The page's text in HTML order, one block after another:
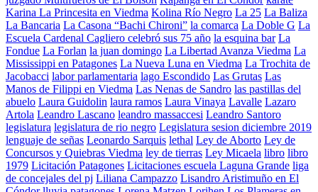
Karina La Princesita en Viedma Kolina Río Negro La 25 La Baliza
La Bancaria La Casona “Bachi Chironi” la comarca La Doble G La
Escuela Cardenal Cagliero celebró sus 75 año la esquina bar La
Fondue La Forlan la juan domingo La Libertad Avanza Viedma La
Mississippi en Patagones La Nueva Luna en Viedma La Trochita de
Jacobacci labor parlamentaria lago Escondido Las Grutas Las
Manos de Filippi en Viedma Las Nenas de Sandro las pastillas del
abuelo Laura Guidolin laura ramos Laura Vinaya Lavalle Lazaro
Artola Leandro Lascano leandro massaccesi Leandro Santoro
legislatura legislatura de rio negro Legislatura sesion diciembre 2019
lenguaje de señas Leonardo Sarquis lethal Ley de Aborto Ley de
Concursos y Quiebras Viedma ley de tierras Ley Micaela libro libro
1979 Licitación Patagones Licitaciones escuela Laguna Grande liga
de concejales del pj Liliana Campazzo Lisandro Aristimuño en El